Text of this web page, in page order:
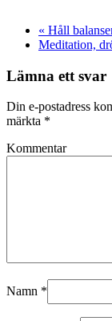
« Håll
Meditation,
Lämna ett svar
Din e-postadress
märkta *
Kommentar
Namn *